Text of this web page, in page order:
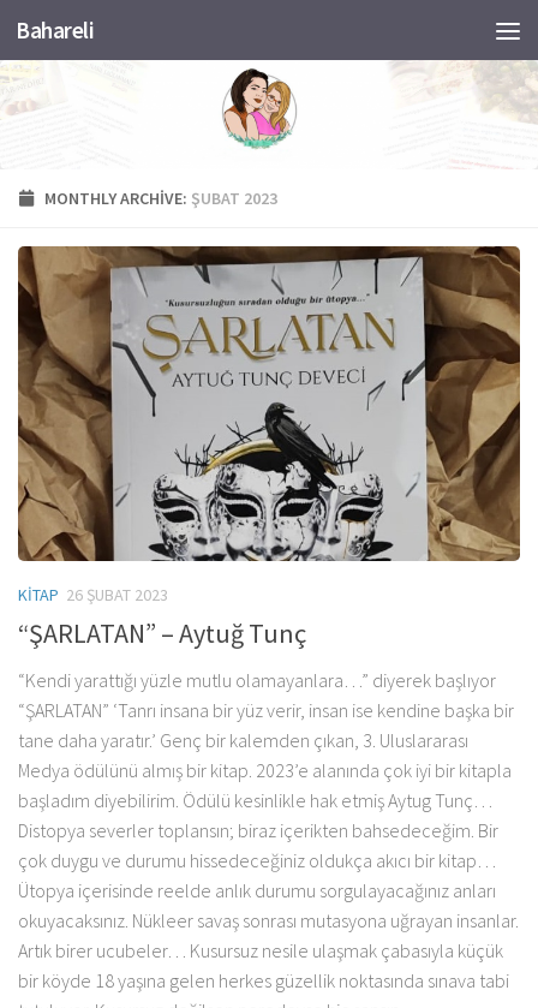
Skip to content
Bahareli
MONTHLY ARCHIVE: ŞUBAT 2023
KITAP 26 ŞUBAT 2023
“ŞARLATAN” – Aytuğ Tunç
“Kendi yarattığı yüzle mutlu olamayanlara…” diyerek başlıyor
“ŞARLATAN” ‘Tanrı insana bir yüz verir, insan ise kendine başka bir
tane daha yaratır.’ Genç bir kalemden çıkan, 3. Uluslararası
Medya ödülünü almış bir kitap. 2023’e alanında çok iyi bir kitapla
başladım diyebilirim. Ödülü kesinlikle hak etmiş Aytug Tunç…
Distopya severler toplansın; biraz içerikten bahsedeceğim. Bir
çok duygu ve durumu hissedeceğiniz oldukça akıcı bir kitap…
Ütopya içerisinde reelde anlık durumu sorgulayacağınız anları
okuyacaksınız. Nükleer savaş sonrası mutasyona uğrayan insanlar.
Artık birer ucubeler… Kusursuz nesile ulaşmak çabasıyla küçük
bir köyde 18 yaşına gelen herkes güzellik noktasında sınava tabi